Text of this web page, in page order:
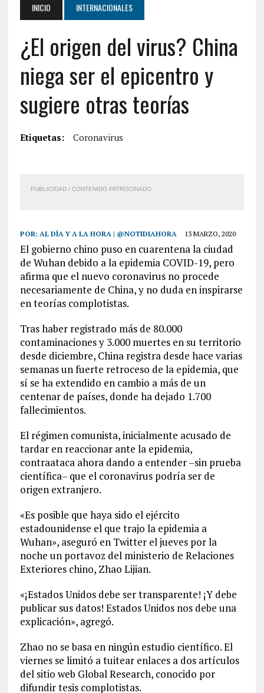
INICIO INTERNACIONALES
¿El origen del virus? China
niega ser el epicentro y
sugiere otras teorías
Etiquetas: Coronavirus
PUBLICIDAD / CONTENIDO PATROCINADO
POR: AL DÍA Y A LA HORA | @NOTIDIAHORA 13 MARZO, 2020
El gobierno chino puso en cuarentena la ciudad
de Wuhan debido a la epidemia COVID-19, pero
afirma que el nuevo coronavirus no procede
necesariamente de China, y no duda en inspirarse
en teorías complotistas.
Tras haber registrado más de 80.000
contaminaciones y 3.000 muertes en su territorio
desde diciembre, China registra desde hace varias
semanas un fuerte retroceso de la epidemia, que
sí se ha extendido en cambio a más de un
centenar de países, donde ha dejado 1.700
fallecimientos.
El régimen comunista, inicialmente acusado de
tardar en reaccionar ante la epidemia,
contraataca ahora dando a entender –sin prueba
científica– que el coronavirus podría ser de
origen extranjero.
«Es posible que haya sido el ejército
estadounidense el que trajo la epidemia a
Wuhan», aseguró en Twitter el jueves por la
noche un portavoz del ministerio de Relaciones
Exteriores chino, Zhao Lijian.
«¡Estados Unidos debe ser transparente! ¡Y debe
publicar sus datos! Estados Unidos nos debe una
explicación», agregó.
Zhao no se basa en ningún estudio científico. El
viernes se limitó a tuitear enlaces a dos artículos
del sitio web Global Research, conocido por
difundir tesis complotistas.